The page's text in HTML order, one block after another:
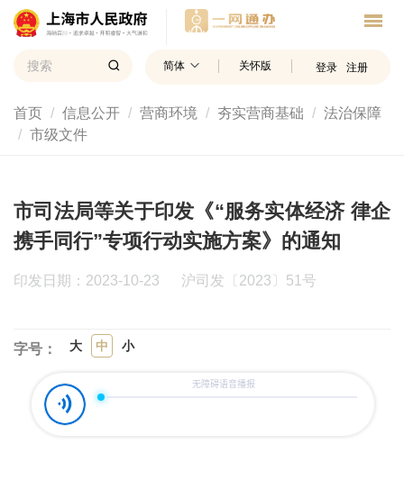
简体 关怀版 登录 注册
首页 信息公开 营商环境 夯实营商基础
法治保障
市级文件
市司法局等关于印发《“服务实体经济 律企
携手同行”专项行动实施方案》的通知
印发日期：2023-10-23 沪司发〔2023〕51号
字号： 大 中 小